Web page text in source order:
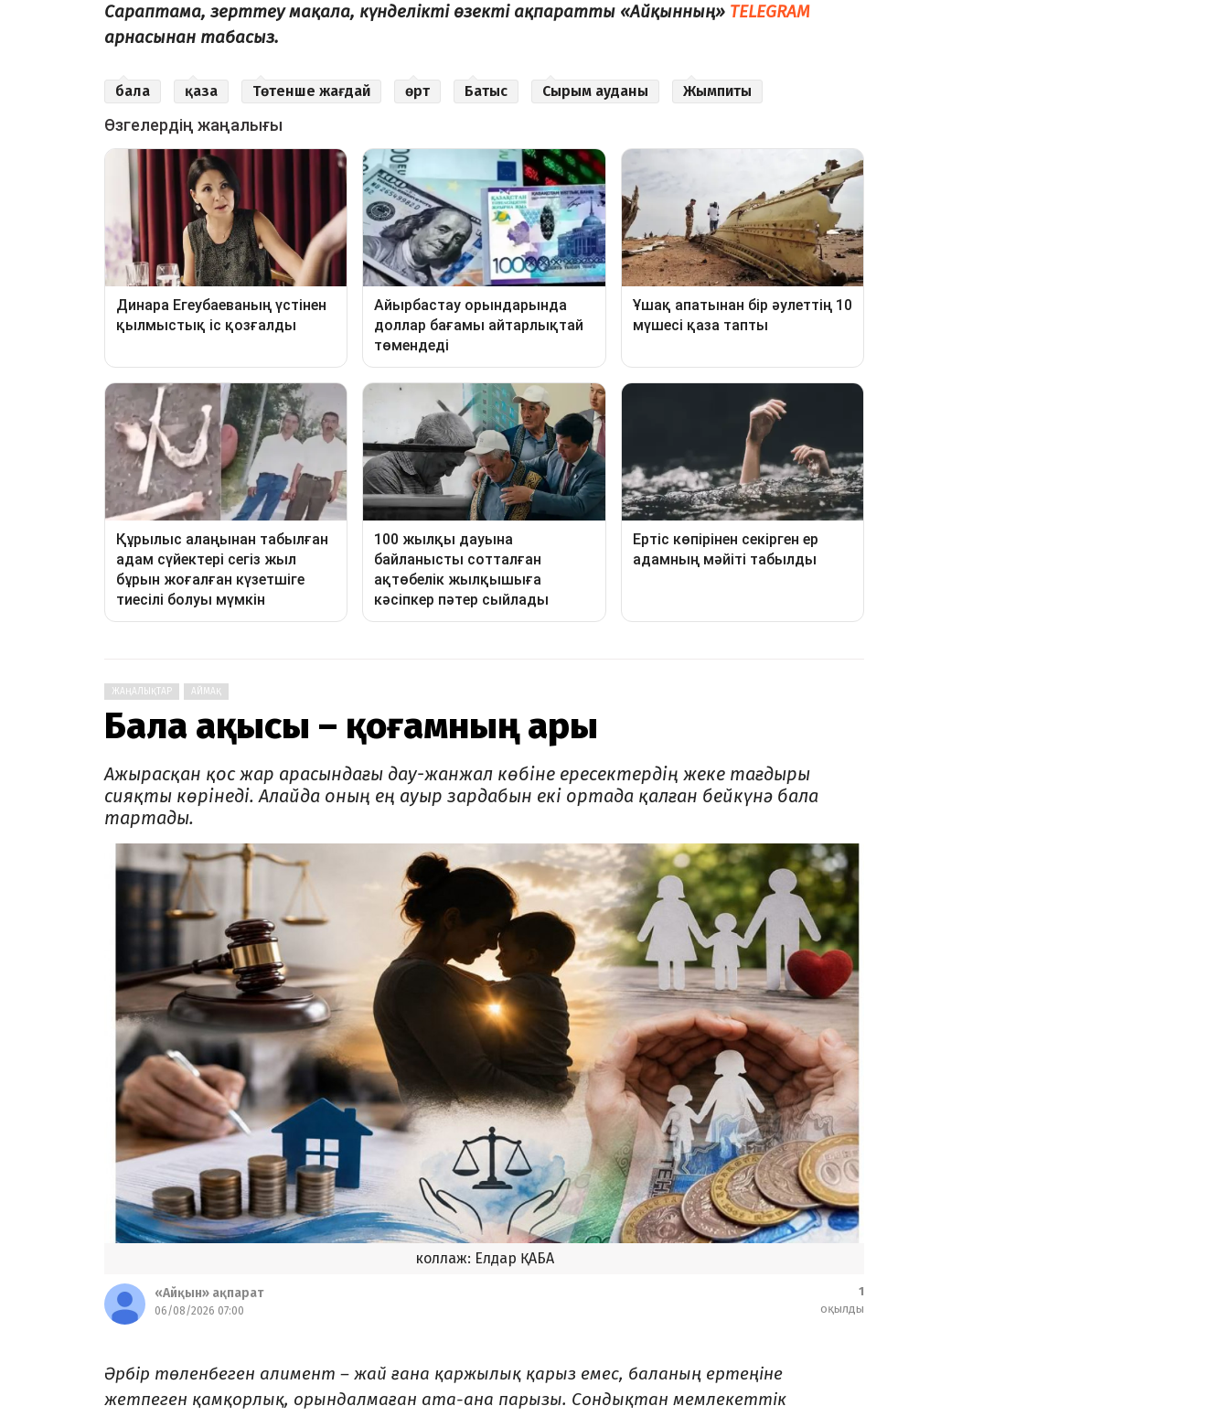
Сараптама, зерттеу мақала, күнделікті өзекті ақпаратты «Айқынның» TELEGRAM
арнасынан табасыз.
бала қаза Төтенше жағдай өрт Батыс Сырым ауданы Жымпиты
ЖАҢАЛЫҚТАР АЙМАҚ
Бала ақысы – қоғамның ары
Ажырасқан қос жар арасындағы дау-жанжал көбіне ересектердің жеке тағдыры
сияқты көрінеді. Алайда оның ең ауыр зардабын екі ортада қалған бейкүнә бала
тартады.
коллаж: Елдар ҚАБА
«Айқын» ақпарат
06/08/2026 07:00
1
оқылды
Әрбір төленбеген алимент – жай ғана қаржылық қарыз емес, баланың ертеңіне
жетпеген қамқорлық, орындалмаған ата-ана парызы. Сондықтан мемлекеттік